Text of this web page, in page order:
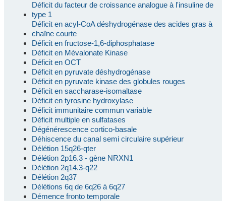
Déficit du facteur de croissance analogue à l'insuline de
type 1
Déficit en acyl-CoA déshydrogénase des acides gras à
chaîne courte
Déficit en fructose-1,6-diphosphatase
Déficit en Mévalonate Kinase
Déficit en OCT
Déficit en pyruvate déshydrogénase
Déficit en pyruvate kinase des globules rouges
Déficit en saccharase-isomaltase
Déficit en tyrosine hydroxylase
Déficit immunitaire commun variable
Déficit multiple en sulfatases
Dégénérescence cortico-basale
Déhiscence du canal semi circulaire supérieur
Délétion 15q26-qter
Délétion 2p16.3 - gène NRXN1
Délétion 2q14.3-q22
Délétion 2q37
Délétions 6q de 6q26 à 6q27
Démence fronto temporale